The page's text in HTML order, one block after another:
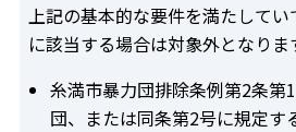
上記の基本的な要件を満たして
に該当する場合は対象外となりま
糸満市暴力団排除条例第2条第
団、または同条第2号に規定す